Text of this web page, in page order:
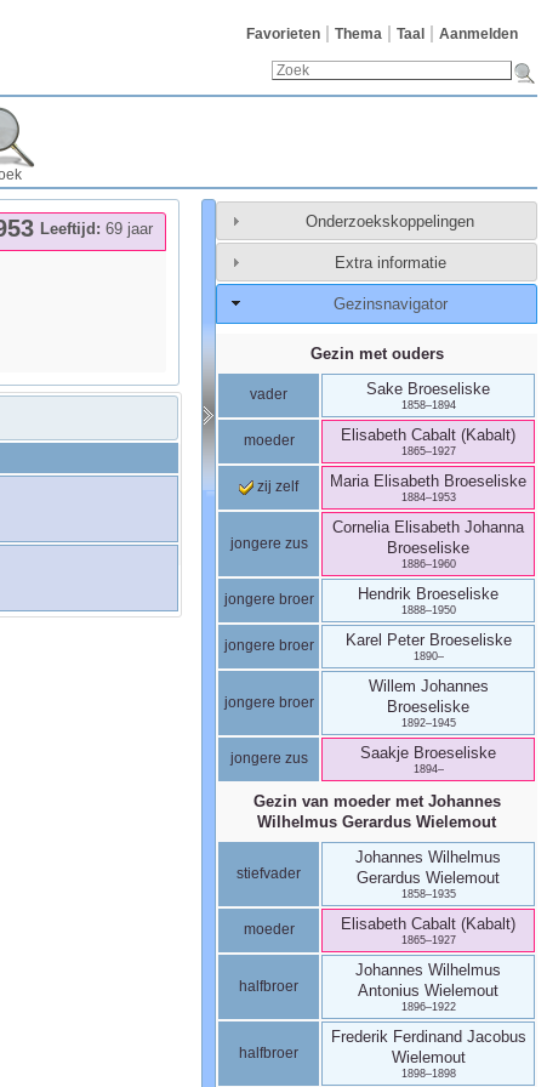
Favorieten Thema Taal Aanmelden
Leeftijd: 69 jaar Onderzoekskoppelingen
Extra informatie
Gezinsnavigator
Gezin met ouders
vader Sake Broeseliske
1858–1894
moeder Elisabeth Cabalt (Kabalt)
1865–1927
zij zelf Maria Elisabeth Broeseliske
1884–1953
jongere zus
Cornelia Elisabeth Johanna
Broeseliske
1886–1960
jongere broer Hendrik Broeseliske
1888–1950
jongere broer Karel Peter Broeseliske
1890–
jongere broer
Willem Johannes
Broeseliske
1892–1945
jongere zus Saakje Broeseliske
1894–
Gezin van moeder met Johannes
Wilhelmus Gerardus Wielemout
stiefvader
Johannes Wilhelmus
Gerardus Wielemout
1858–1935
moeder Elisabeth Cabalt (Kabalt)
1865–1927
halfbroer
Johannes Wilhelmus
Antonius Wielemout
1896–1922
halfbroer
Frederik Ferdinand Jacobus
Wielemout
1898–1898